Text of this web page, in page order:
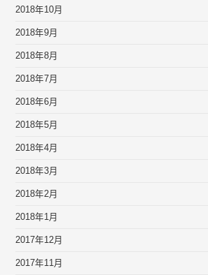
2018年10月
2018年9月
2018年8月
2018年7月
2018年6月
2018年5月
2018年4月
2018年3月
2018年2月
2018年1月
2017年12月
2017年11月